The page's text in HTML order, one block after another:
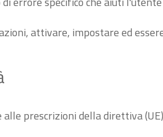
attivare, impostare ed
prescrizioni della direttiva